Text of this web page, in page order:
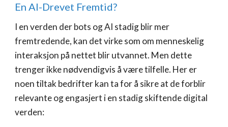
En AI-Drevet Fremtid?
I en verden der bots og AI stadig blir mer
fremtredende, kan det virke som om menneskelig
interaksjon på nettet blir utvannet. Men dette
trenger ikke nødvendigvis å være tilfelle. Her er
noen tiltak bedrifter kan ta for å sikre at de forblir
relevante og engasjert i en stadig skiftende digital
verden: